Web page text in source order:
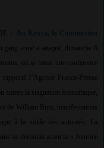
gang armé a attaqué, dimanche 6
où se tenait une conférence
l’Agence France-Presse
contre la stagnation économique,
de William Ruto, manifestations
à la solde des autorités. La
se déroulait avant la « Journée